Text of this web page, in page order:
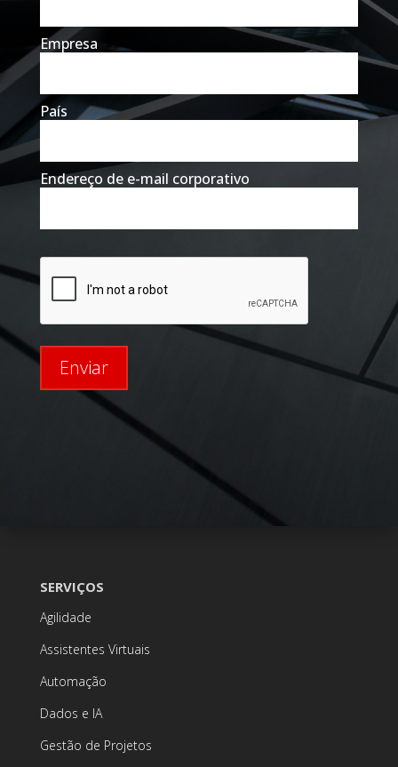
Empresa
País
Endereço de e-mail corporativo
Enviar
SERVIÇOS
Agilidade
Assistentes Virtuais
Automação
Dados e IA
Gestão de Projetos